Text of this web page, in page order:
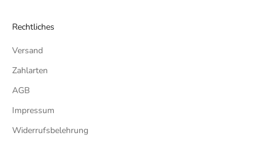
Rechtliches
Versand
Zahlarten
AGB
Impressum
Widerrufsbelehrung